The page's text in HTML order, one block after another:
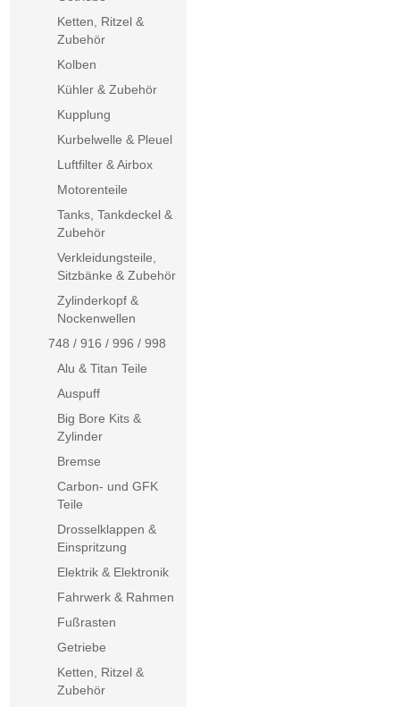
Ketten, Ritzel &
Zubehör
Kolben
Kühler & Zubehör
Kupplung
Kurbelwelle & Pleuel
Luftfilter & Airbox
Motorenteile
Tanks, Tankdeckel &
Zubehör
Verkleidungsteile,
Sitzbänke & Zubehör
Zylinderkopf &
Nockenwellen
748 / 916 / 996 / 998
Alu & Titan Teile
Auspuff
Big Bore Kits &
Zylinder
Bremse
Carbon- und GFK
Teile
Drosselklappen &
Einspritzung
Elektrik & Elektronik
Fahrwerk & Rahmen
Fußrasten
Getriebe
Ketten, Ritzel &
Zubehör